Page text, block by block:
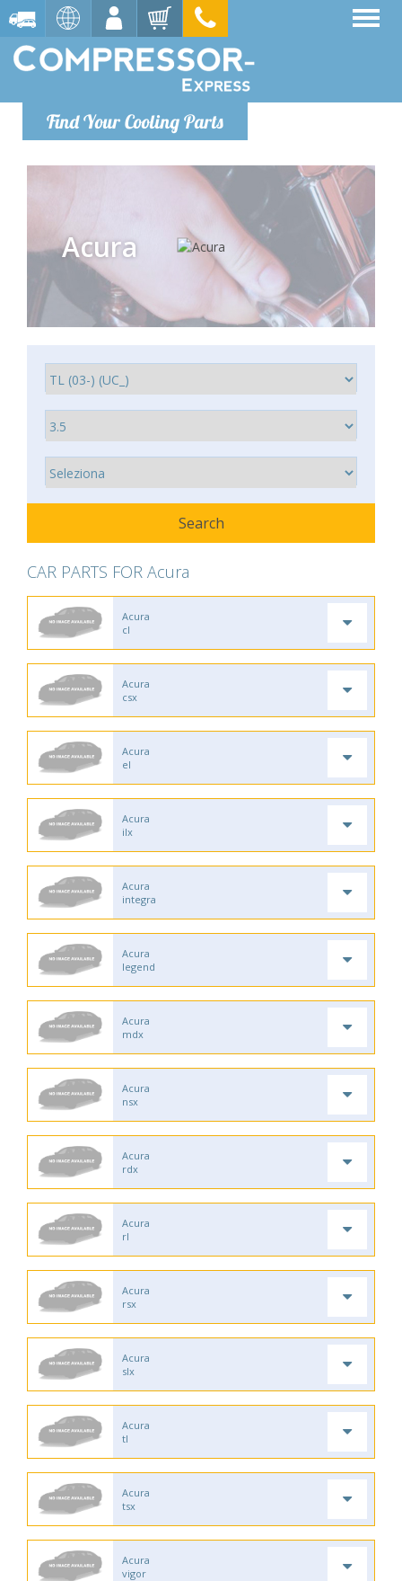
Find Your Cooling Parts
Acura
CAR PARTS FOR Acura
Acura
cl
Acura
csx
Acura
el
Acura
ilx
Acura
integra
Acura
legend
Acura
mdx
Acura
nsx
Acura
rdx
Acura
rl
Acura
rsx
Acura
slx
Acura
tl
Acura
tsx
Acura
vigor